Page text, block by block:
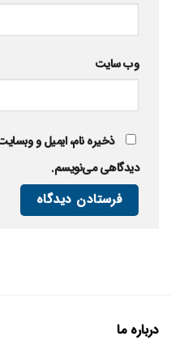
وب‌ سایت
ذخیره نام، ایمیل و
دیدگاهی می‌نویسم.
درباره ما